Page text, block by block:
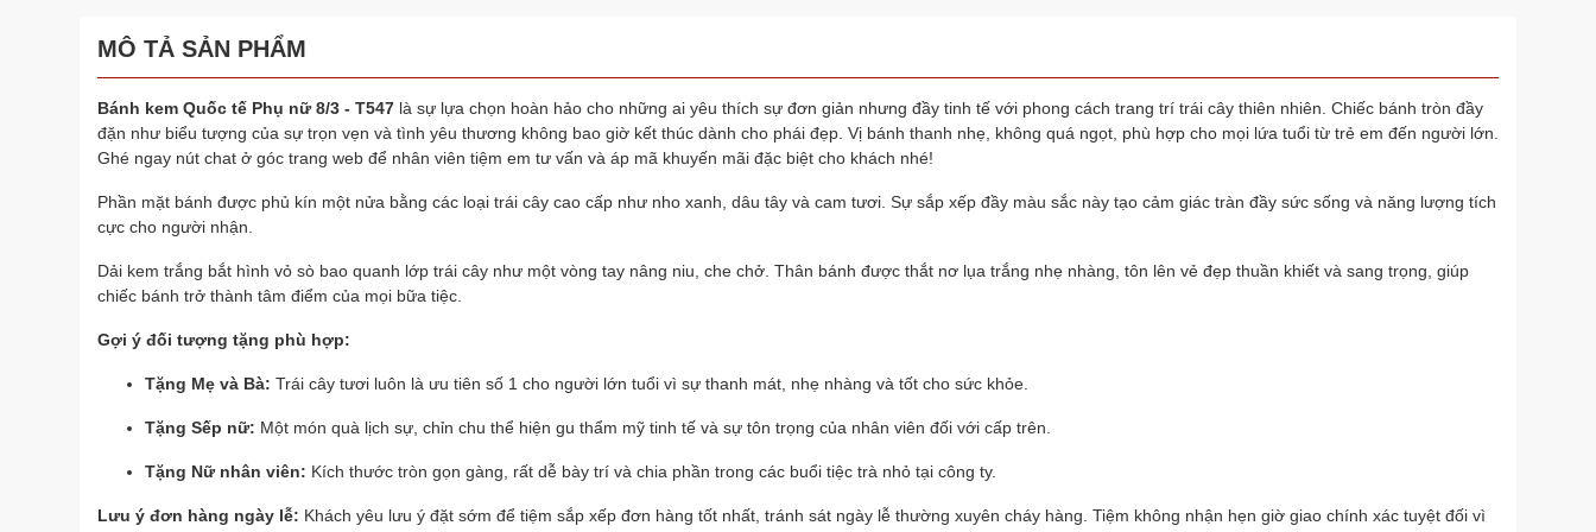
MÔ TẢ SẢN PHẨM
Bánh kem Quốc tế Phụ nữ 8/3 - T547 là sự lựa chọn hoàn hảo cho những ai yêu thích sự đơn giản nhưng đầy tinh tế với phong cách trang trí trái cây thiên nhiên. Chiếc bánh tròn đầy
đặn như biểu tượng của sự trọn vẹn và tình yêu thương không bao giờ kết thúc dành cho phái đẹp. Vị bánh thanh nhẹ, không quá ngọt, phù hợp cho mọi lứa tuổi từ trẻ em đến người lớn.
Ghé ngay nút chat ở góc trang web để nhân viên tiệm em tư vấn và áp mã khuyến mãi đặc biệt cho khách nhé!
Phần mặt bánh được phủ kín một nửa bằng các loại trái cây cao cấp như nho xanh, dâu tây và cam tươi. Sự sắp xếp đầy màu sắc này tạo cảm giác tràn đầy sức sống và năng lượng tích
cực cho người nhận.
Dải kem trắng bắt hình vỏ sò bao quanh lớp trái cây như một vòng tay nâng niu, che chở. Thân bánh được thắt nơ lụa trắng nhẹ nhàng, tôn lên vẻ đẹp thuần khiết và sang trọng, giúp
chiếc bánh trở thành tâm điểm của mọi bữa tiệc.
Gợi ý đối tượng tặng phù hợp:
Tặng Mẹ và Bà: Trái cây tươi luôn là ưu tiên số 1 cho người lớn tuổi vì sự thanh mát, nhẹ nhàng và tốt cho sức khỏe.
Tặng Sếp nữ: Một món quà lịch sự, chỉn chu thể hiện gu thẩm mỹ tinh tế và sự tôn trọng của nhân viên đối với cấp trên.
Tặng Nữ nhân viên: Kích thước tròn gọn gàng, rất dễ bày trí và chia phần trong các buổi tiệc trà nhỏ tại công ty.
Lưu ý đơn hàng ngày lễ: Khách yêu lưu ý đặt sớm để tiệm sắp xếp đơn hàng tốt nhất, tránh sát ngày lễ thường xuyên cháy hàng. Tiệm không nhận hẹn giờ giao chính xác tuyệt đối vì